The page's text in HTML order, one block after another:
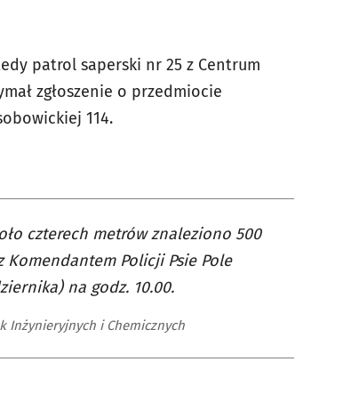
patrol saperski nr 25 z Centrum
zgłoszenie o przedmiocie
114.
czterech metrów znaleziono 500
Policji Psie Pole
na godz. 10.00.
Inżynieryjnych i Chemicznych